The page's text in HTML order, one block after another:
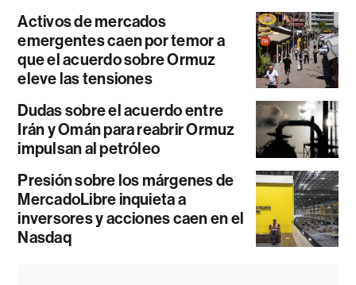
Activos de mercados
emergentes caen por temor a
que el acuerdo sobre Ormuz
eleve las tensiones
Dudas sobre el acuerdo entre
Irán y Omán para reabrir Ormuz
impulsan al petróleo
Presión sobre los márgenes de
MercadoLibre inquieta a
inversores y acciones caen en el
Nasdaq